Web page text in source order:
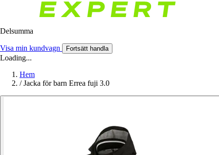
Delsumma
Visa min kundvagn Fortsätt handla
Loading...
Hem
/ Jacka för barn Errea fuji 3.0